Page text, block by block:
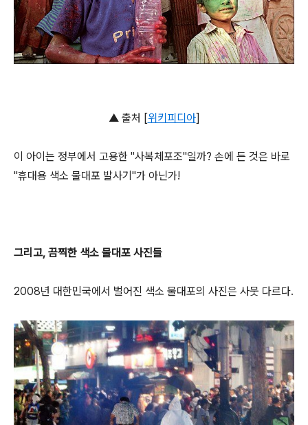
▲ 출처 [위키피디아]
이 아이는 정부에서 고용한 "사복체포조"일까? 손에 든 것은 바로
"휴대용 색소 물대포 발사기"가 아닌가!
그리고, 끔찍한 색소 물대포 사진들
2008년 대한민국에서 벌어진 색소 물대포의 사진은 사뭇 다르다.